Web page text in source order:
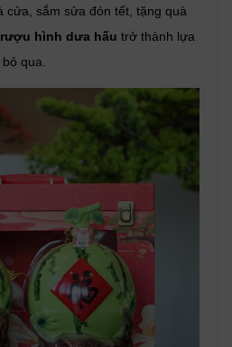
cửa, sắm sửa đón tết, tặng quà
hình dưa hấu trở thành lựa
qua.